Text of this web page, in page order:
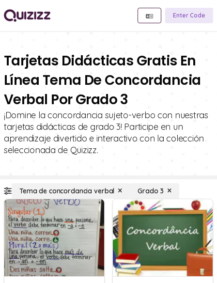
Enter Code
Tarjetas Didácticas Gratis En
Línea Tema De Concordancia
Verbal Por Grado 3
¡Domine la concordancia sujeto-verbo con nuestras
tarjetas didácticas de grado 3! Participe en un
aprendizaje divertido e interactivo con la colección
seleccionada de Quizizz.
Tema de concordancia verbal Grado 3